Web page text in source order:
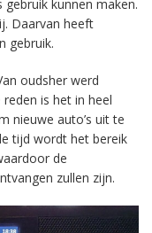
kunnen maken.
Daarvan heeft
gebruik.
oudsher werd
is het in heel
nieuwe auto’s uit te
tijd wordt het bereik
de
zullen zijn.